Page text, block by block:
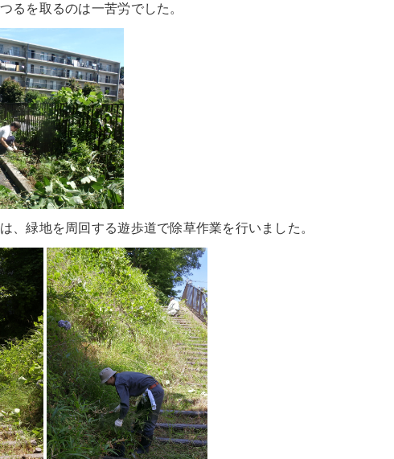
るを取るのは一苦労でした。
、緑地を周回する遊歩道で除草作業を行いました。